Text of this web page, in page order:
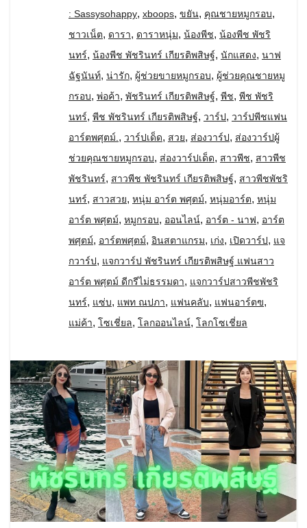
: Sassysohappy, xboops, ขยัน, คุณชายหมูกรอบ,
ชาวเน็ต, ดารา, ดาราหนุ่ม, น้องพีช, น้องพีช พัชริ
นทร์, น้องพีช พัชรินทร์ เกียรติพสิษฐ์, นักแสดง, นาฟ
ฉัฐนันท์, น่ารัก, ผู้ช่วยขายหมูกรอบ, ผู้ช่วยคุณชายหมู
กรอบ, พ่อค้า, พัชรินทร์ เกียรติพสิษฐ์, พีช, พีช พัชริ
นทร์, พีช พัชรินทร์ เกียรติพสิษฐ์, วาร์ป, วาร์ปพีชแฟน
อาร์ตพศุตม์. , วาร์ปเด็ด, สวย, ส่องวาร์ป, ส่องวาร์ปผู้
ช่วยคุณชายหมูกรอบ, ส่องวาร์ปเด็ด, สาวพีช, สาวพีช
พัชรินทร์, สาวพีช พัชรินทร์ เกียรติพสิษฐ์, สาวพีชพัชริ
นทร์, สาวสวย, หนุ่ม อาร์ต พศุตม์, หนุ่มอาร์ต, หนุ่ม
อาร์ต พศุตม์, หมูกรอบ, ออนไลน์, อาร์ต - นาฟ, อาร์ต
พศุตม์, อาร์ตพศุตม์, อินสตาแกรม, เก่ง, เปิดวาร์ป, แจ
กวาร์ป, แจกวาร์ป พัชรินทร์ เกียรติพสิษฐ์ แฟนสาว
อาร์ต พศุตม์ ดีกรีไม่ธรรมดา, แจกวาร์ปสาวพีชพัชริ
นทร์, แซ่บ, แพท ณปภา, แฟนคลับ, แฟนอาร์ตฃ,
แม่ค้า, โซเชี่ยล, โลกออนไลน์, โลกโซเชี่ยล